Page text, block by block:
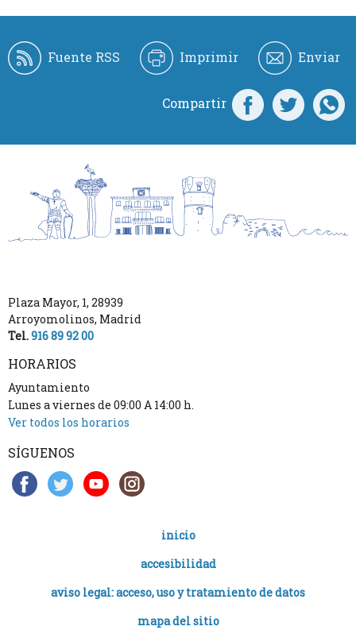
Fuente RSS Imprimir Enviar
Compartir
Plaza Mayor, 1, 28939
Arroyomolinos, Madrid
Tel.916 89 92 00
HORARIOS
Ayuntamiento
Lunes a viernes de 09:00 A 14:00 h.
Ver todos los horarios
SÍGUENOS
inicio
accesibilidad
aviso legal: acceso, uso y tratamiento de datos
mapa del sitio